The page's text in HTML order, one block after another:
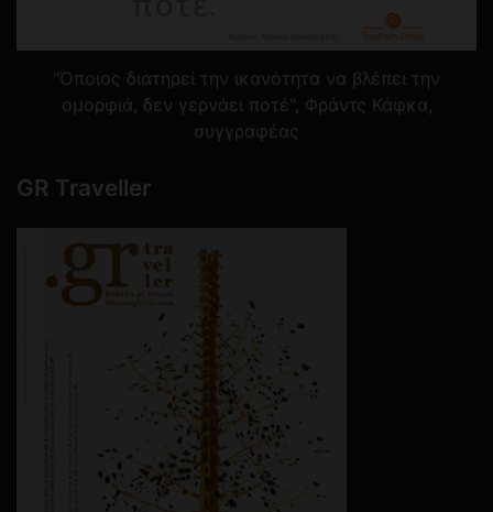
"Όποιος διατηρεί την ικανότητα να βλέπει την
ομορφιά, δεν γερνάει ποτέ", Φράντς Κάφκα,
συγγραφέας
GR Traveller